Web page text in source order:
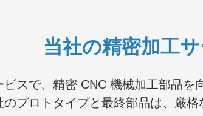
当社の精密加工
スで、精密 CNC 機械加工部品
プロトタイプと最終部品は、厳格